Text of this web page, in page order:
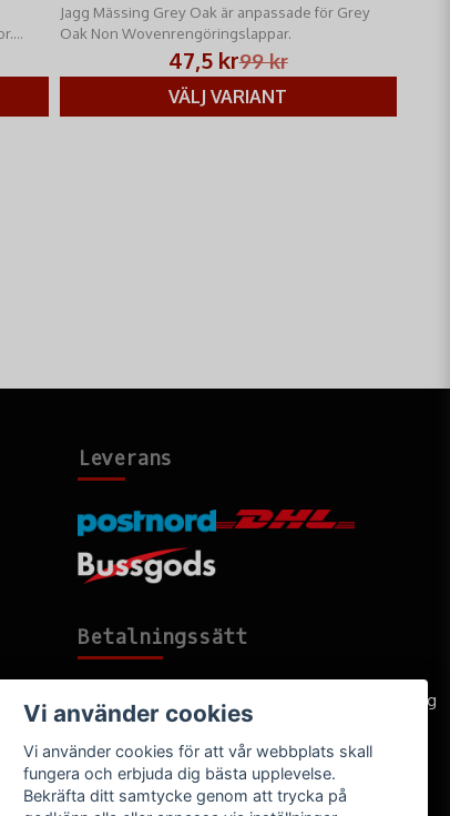
Jagg Mässing Grey Oak är anpassade för Grey
Oak Non Wovenrengöringslappar.
99 kr
47,5 kr
VÄLJ VARIANT
Leverans
Betalningssätt
Faktura, delbetalning, kort- eller direktbetalning
Vi använder cookies
Vi använder cookies för att vår webbplats skall
fungera och erbjuda dig bästa upplevelse.
Bekräfta ditt samtycke genom att trycka på